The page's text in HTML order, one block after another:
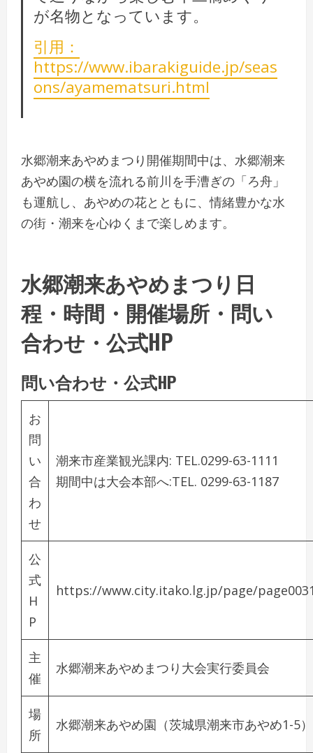
が名物となっています。
引用：
https://www.ibarakiguide.jp/seas
ons/ayamematsuri.html
水郷潮来あやめまつり開催期間中は、水郷潮来
あやめ園の横を流れる前川を手漕ぎの「ろ舟」
も運航し、あやめの花とともに、情緒豊かな水
の街・潮来を心ゆくまで楽しめます。
水郷潮来あやめまつり日
程・時間・開催場所・問い
合わせ・公式HP
問い合わせ・公式HP
お
問
い
合
わ
せ
潮来市産業観光課内: TEL.0299-63-1111
期間中は大会本部へ:TEL. 0299-63-1187
公
式
H
P
https://www.city.itako.lg.jp/page/
主
催
水郷潮来あやめまつり大会実行委員会
場
所
水郷潮来あやめ園 （茨城県潮来市あやめ1-5）